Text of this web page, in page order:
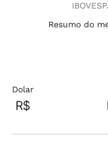
Resumo do
Dolar
R$